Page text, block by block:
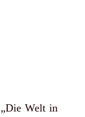
Welt in